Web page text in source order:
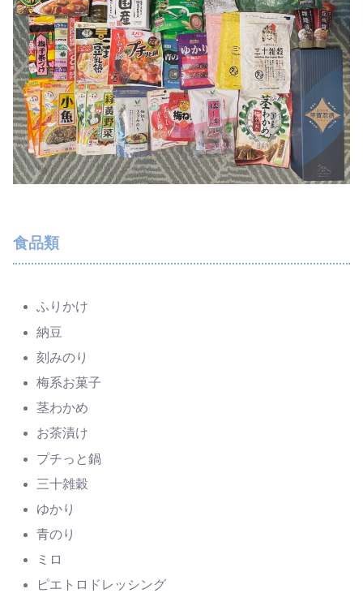
食品類
ふりかけ
納豆
刻みのり
梅系お菓子
茎わかめ
お茶漬け
プチっと鍋
三十雑穀
ゆかり
青のり
ミロ
ピエトロドレッシング